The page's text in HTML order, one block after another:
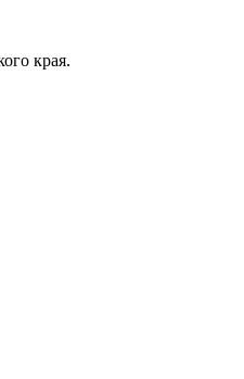
края.